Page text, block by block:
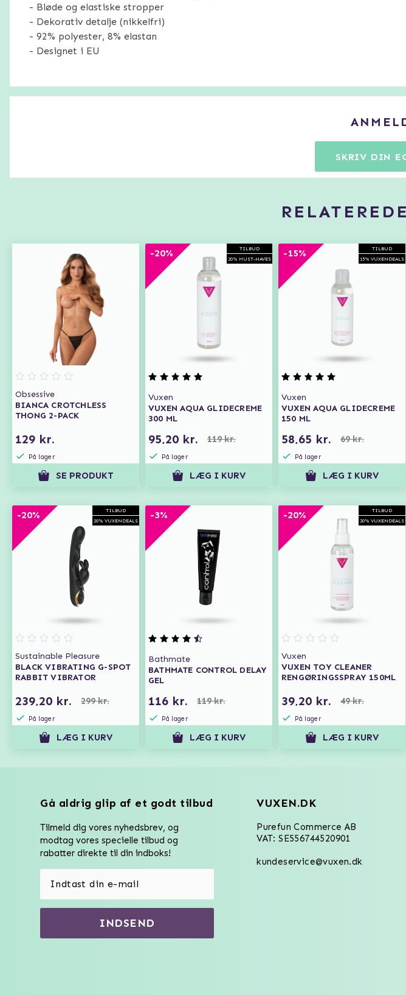
- Bløde og elastiske stropper
- Dekorativ detalje (nikkelfri)
- 92% polyester, 8% elastan
- Designet i EU
SKRIV DIN
Obsessive
BIANCA CROTCHLESS
THONG 2-PACK
129 kr.
På lager
SE PRODUKT
TILBUD
20% MUST-HAVES
-20%
Vuxen
VUXEN AQUA GLIDECREME
300 ML
95,20 kr. 119 kr.
På lager
LÆG I KURV
TILBUD
15% VUXENDEALS
-15%
Vuxen
VUXEN AQUA GLIDECREME
150 ML
58,65 kr. 69 kr.
På lager
LÆG I KURV
TILBUD
20% VUXENDEALS
-20%
Sustainable Pleasure
BLACK VIBRATING G-SPOT
RABBIT VIBRATOR
239,20 kr. 299 kr.
På lager
LÆG I KURV
-3%
Bathmate
BATHMATE CONTROL DELAY
GEL
116 kr. 119 kr.
På lager
LÆG I KURV
TILBUD
20% VUXENDEALS
-20%
Vuxen
VUXEN TOY CLEANER
RENGØRINGSSPRAY 150ML
39,20 kr. 49 kr.
På lager
LÆG I KURV
Gå aldrig glip af et godt tilbud
Tilmeld dig vores nyhedsbrev, og
modtag vores specielle tilbud og
rabatter direkte til din indboks!
INDSEND
VUXEN.DK
Purefun Commerce AB
VAT: SE556744520901
kundeservice@vuxen.dk